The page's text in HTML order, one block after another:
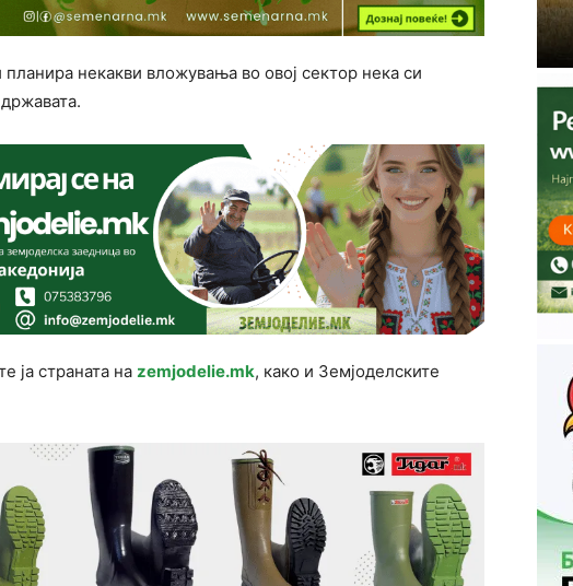
некакви вложувања во овој сектор нека си
ја страната на zemjodelie.mk, како и Земјоделските